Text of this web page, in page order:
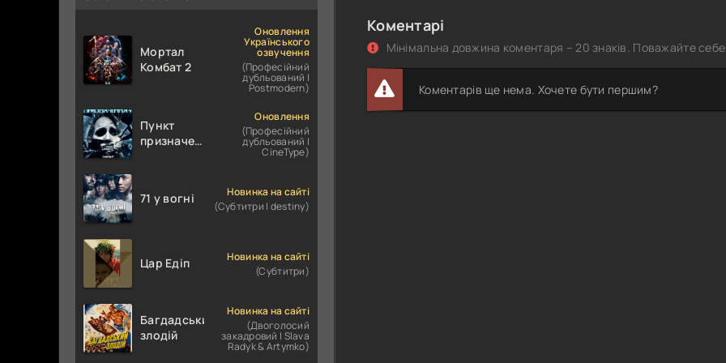
Коментарі
Мінімальна довжина коментаря – 20 знаків. Поважайте себе
Коментарів ще нема. Хочете бути першим?
Мортал
Комбат 2
Оновлення
Українського
озвучення
(Професійний
дубльований |
Postmodern)
Пункт
призначення
Оновлення
(Професійний
дубльований |
CineType)
71 у вогні
Новинка на сайті
(Субтитри | destiny)
Цар Едіп
Новинка на сайті
(Субтитри)
Багдадський
злодій
Новинка на сайті
(Двоголосий
закадровий | Slava
Radyk & Artymko)